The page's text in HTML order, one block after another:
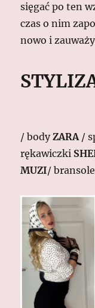
sięgać po ten
czas o nim
nowo i
/ bodyZARA /
rękawiczki
MUZI/